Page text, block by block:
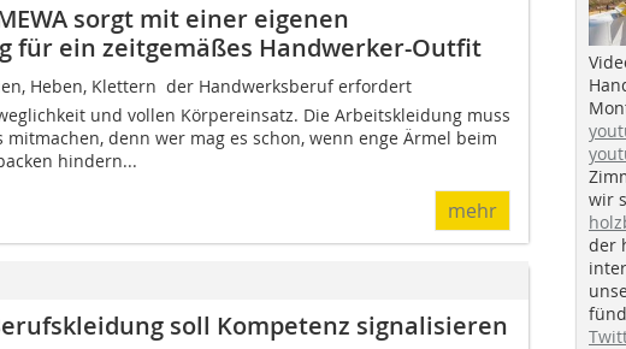
sorgt mit einer eigenen
für ein zeitgemäßes Handwerker-Outfit
Heben, Klettern  der Handwerksberuf erfordert
und vollen Körpereinsatz. Die Arbeitskleidung muss
mitmachen, denn wer mag es schon, wenn enge Ärmel beim
hindern...
mehr
soll Kompetenz signalisieren
wir
der